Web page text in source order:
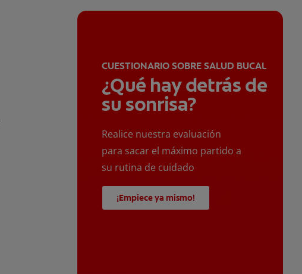
CUESTIONARIO SOBRE SALUD BUCAL
¿Qué hay detrás de
su sonrisa?
Realice nuestra evaluación
para sacar el máximo partido a
su rutina de cuidado
¡Empiece ya mismo!